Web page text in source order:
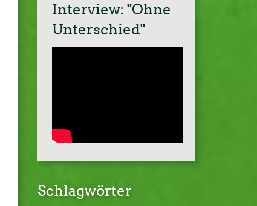
Interview: "Ohne
Unterschied"
Schlagwörter